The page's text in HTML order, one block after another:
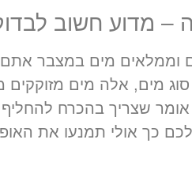
– מדוע חשוב
וממלאים מים במצבר אתם
מים, אלה מים
אומר שצריך בהכרח
כך אולי תמנעו את